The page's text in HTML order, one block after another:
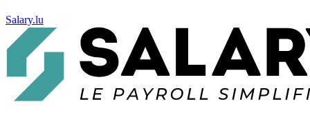
Salary.lu